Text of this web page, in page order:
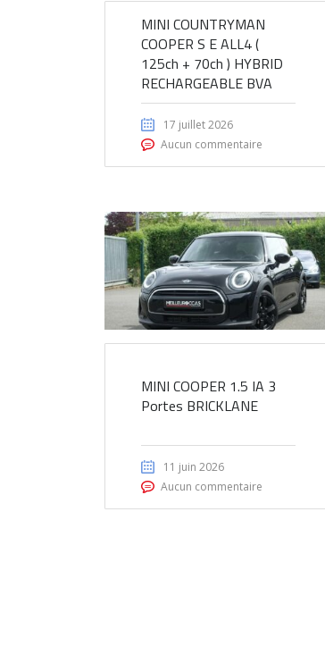
MINI COUNTRYMAN
COOPER S E ALL4 (
125ch + 70ch ) HYBRID
RECHARGEABLE BVA
17 juillet 2026
Aucun commentaire
MINI COOPER 1.5 IA 3
Portes BRICKLANE
11 juin 2026
Aucun commentaire